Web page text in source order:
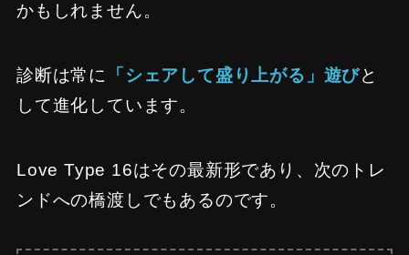
かもしれません。
診断は常に 「シェアして盛り上がる」遊びと
して進化しています。
Love Type 16はその最新形であり、次のトレ
ンドへの橋渡しでもあるのです。